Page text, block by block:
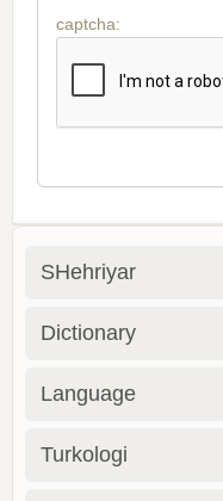
captcha:
SHehriyar
Dictionary
Language
Turkologi